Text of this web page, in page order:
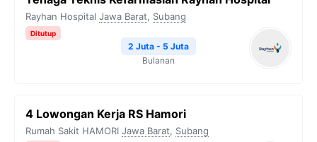
Rayhan Hospital Jawa Barat, Subang
Ditutup
2 Juta - 5 Juta
Bulanan
4 Lowongan Kerja RS Hamori
Rumah Sakit HAMORI Jawa Barat, Subang